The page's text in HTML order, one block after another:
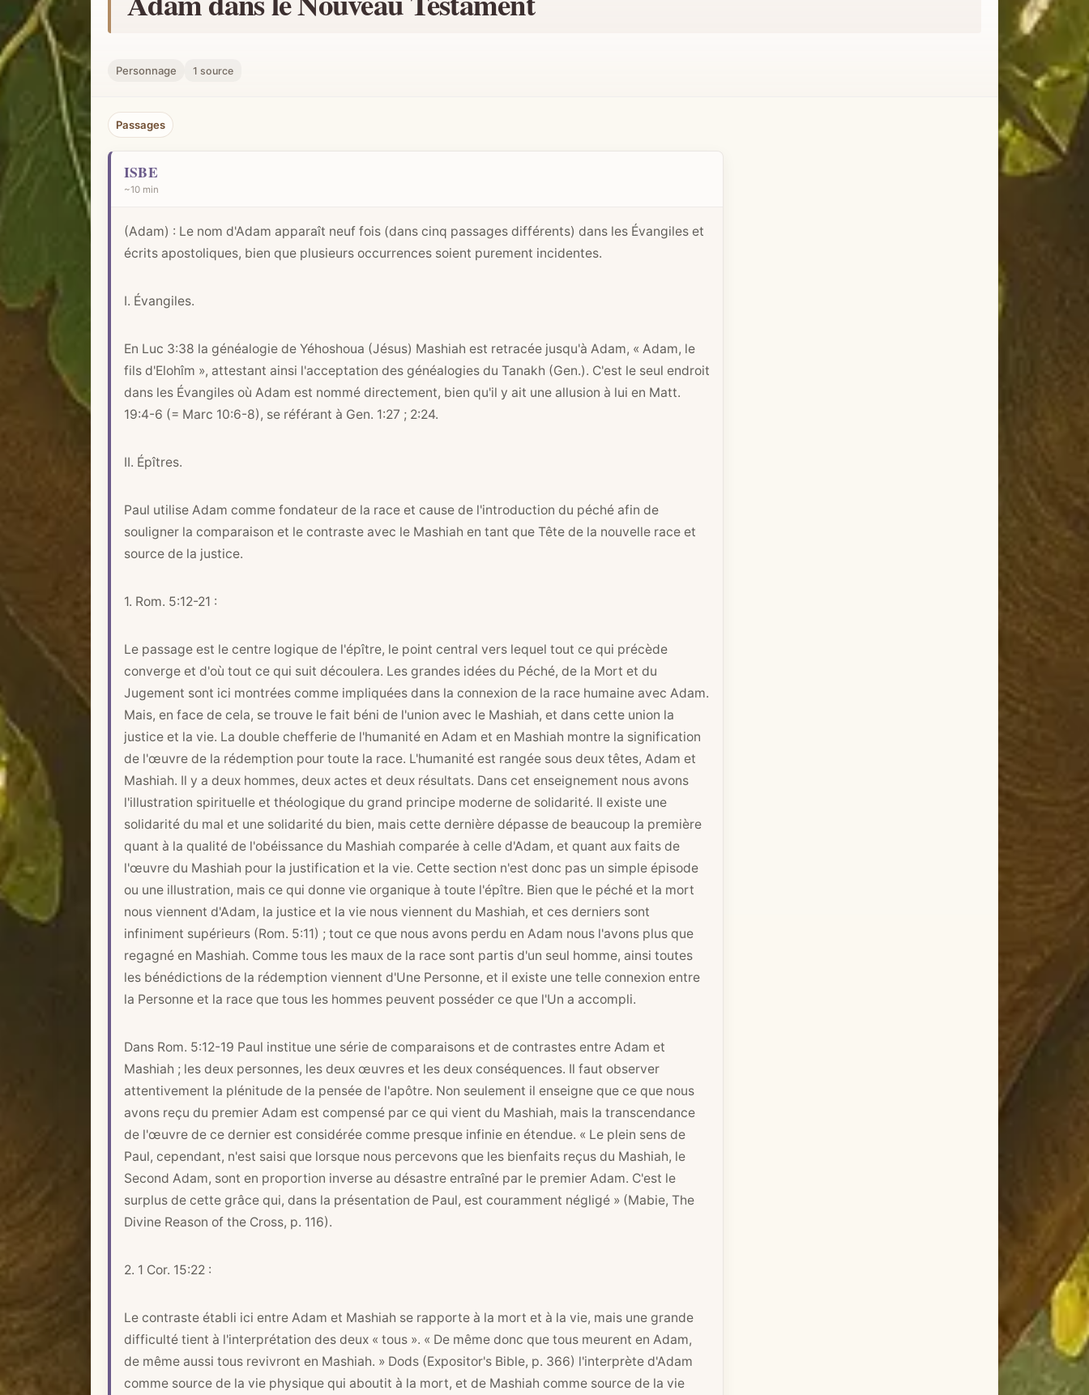
h
c
n
c
p
t
i
l
i
q
u
Personnage 1 source
Passages
ISBE
~10 min
(Adam) : Le nom d'Adam apparaît neuf fois (dans cinq passages différents) dans les Évangiles et
écrits apostoliques, bien que plusieurs occurrences soient purement incidentes.
I. Évangiles.
En Luc 3:38 la généalogie de Yéhoshoua (Jésus) Mashiah est retracée jusqu'à Adam, « Adam, le
fils d'Elohîm », attestant ainsi l'acceptation des généalogies du Tanakh (Gen.). C'est le seul endroit
dans les Évangiles où Adam est nommé directement, bien qu'il y ait une allusion à lui en Matt.
19:4-6 (= Marc 10:6-8), se référant à Gen. 1:27 ; 2:24.
II. Épîtres.
Paul utilise Adam comme fondateur de la race et cause de l'introduction du péché afin de
souligner la comparaison et le contraste avec le Mashiah en tant que Tête de la nouvelle race et
source de la justice.
1. Rom. 5:12-21 :
Le passage est le centre logique de l'épître, le point central vers lequel tout ce qui précède
converge et d'où tout ce qui suit découlera. Les grandes idées du Péché, de la Mort et du
Jugement sont ici montrées comme impliquées dans la connexion de la race humaine avec Adam.
Mais, en face de cela, se trouve le fait béni de l'union avec le Mashiah, et dans cette union la
justice et la vie. La double chefferie de l'humanité en Adam et en Mashiah montre la signification
de l'œuvre de la rédemption pour toute la race. L'humanité est rangée sous deux têtes, Adam et
Mashiah. Il y a deux hommes, deux actes et deux résultats. Dans cet enseignement nous avons
l'illustration spirituelle et théologique du grand principe moderne de solidarité. Il existe une
solidarité du mal et une solidarité du bien, mais cette dernière dépasse de beaucoup la première
quant à la qualité de l'obéissance du Mashiah comparée à celle d'Adam, et quant aux faits de
l'œuvre du Mashiah pour la justification et la vie. Cette section n'est donc pas un simple épisode
ou une illustration, mais ce qui donne vie organique à toute l'épître. Bien que le péché et la mort
nous viennent d'Adam, la justice et la vie nous viennent du Mashiah, et ces derniers sont
infiniment supérieurs (Rom. 5:11) ; tout ce que nous avons perdu en Adam nous l'avons plus que
regagné en Mashiah. Comme tous les maux de la race sont partis d'un seul homme, ainsi toutes
les bénédictions de la rédemption viennent d'Une Personne, et il existe une telle connexion entre
la Personne et la race que tous les hommes peuvent posséder ce que l'Un a accompli.
Dans Rom. 5:12-19 Paul institue une série de comparaisons et de contrastes entre Adam et
Mashiah ; les deux personnes, les deux œuvres et les deux conséquences. Il faut observer
attentivement la plénitude de la pensée de l'apôtre. Non seulement il enseigne que ce que nous
avons reçu du premier Adam est compensé par ce qui vient du Mashiah, mais la transcendance
de l'œuvre de ce dernier est considérée comme presque infinie en étendue. « Le plein sens de
Paul, cependant, n'est saisi que lorsque nous percevons que les bienfaits reçus du Mashiah, le
Second Adam, sont en proportion inverse au désastre entraîné par le premier Adam. C'est le
surplus de cette grâce qui, dans la présentation de Paul, est couramment négligé » (Mabie, The
Divine Reason of the Cross, p. 116).
2. 1 Cor. 15:22 :
Le contraste établi ici entre Adam et Mashiah se rapporte à la mort et à la vie, mais une grande
difficulté tient à l'interprétation des deux « tous ». « De même donc que tous meurent en Adam,
de même aussi tous revivront en Mashiah. » Dods (Expositor's Bible, p. 366) l'interprète d'Adam
comme source de la vie physique qui aboutit à la mort, et de Mashiah comme source de la vie